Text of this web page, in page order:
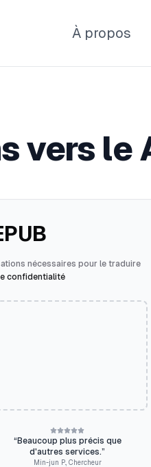
À propos
vers le
nécessaires pour le traduire
confidentialité
“ Beaucoup plus précis que
d'autres services.”
Min-jun P. Chercheur